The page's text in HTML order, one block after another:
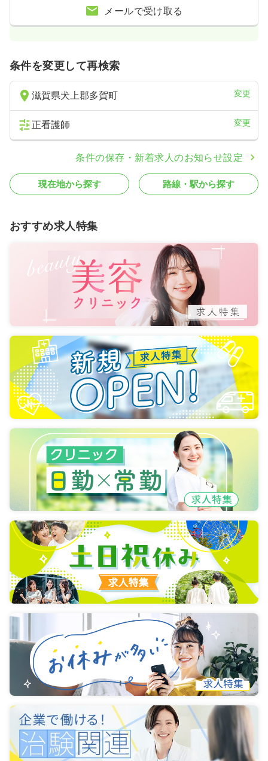
メールで受け取る
条件を変更して再検索
滋賀県犬上郡多賀町 変更
正看護師 変更
条件の保存・新着求人のお知らせ設定
現在地から探す 路線・駅から探す
おすすめ求人特集